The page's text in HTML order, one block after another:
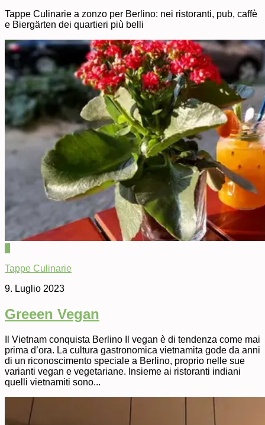
Tappe Culinarie a zonzo per Berlino: nei ristoranti, pub, caffè
e Biergärten dei quartieri più belli
Tappe Culinarie
9. Luglio 2023
Greeen Vegan
Il Vietnam conquista Berlino Il vegan è di tendenza come mai
prima d’ora. La cultura gastronomica vietnamita gode da anni
di un riconoscimento speciale a Berlino, proprio nelle sue
varianti vegan e vegetariane. Insieme ai ristoranti indiani
quelli vietnamiti sono...